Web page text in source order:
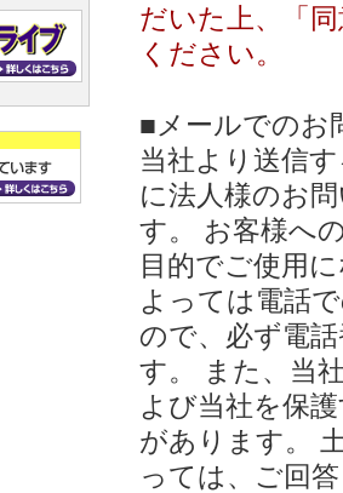
だいた上、「
ください。
■メールでのお
当社より送信
に法人様のお
す。 お客様へ
目的でご使用
よっては電話
ので、必ず電
す。 また、当
よび当社を保
があります。
っては、ご回